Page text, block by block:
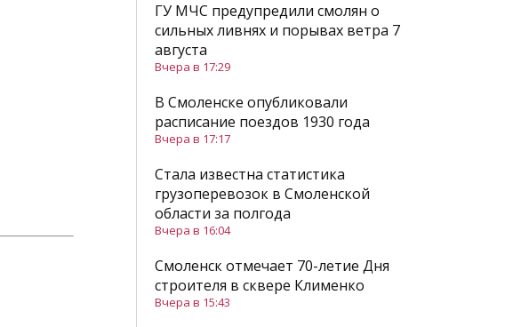
ГУ МЧС предупредили смолян о
сильных ливнях и порывах ветра 7
августа
Вчера в 17:29
В Смоленске опубликовали
расписание поездов 1930 года
Вчера в 17:17
Стала известна статистика
грузоперевозок в Смоленской
области за полгода
Вчера в 16:04
Смоленск отмечает 70-летие Дня
строителя в сквере Клименко
Вчера в 15:43